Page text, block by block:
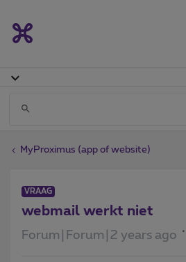
MyProximus (app of website)
VRAAG
webmail werkt niet
Forum|Forum|2 years ago